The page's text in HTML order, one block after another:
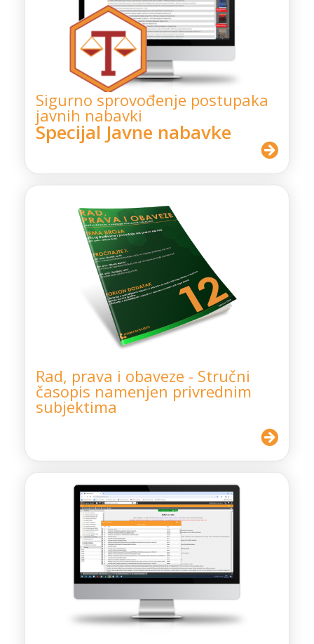
Sigurno sprovođenje postupaka
javnih nabavki
Specijal Javne nabavke
Rad, prava i obaveze - Stručni
časopis namenjen privrednim
subjektima